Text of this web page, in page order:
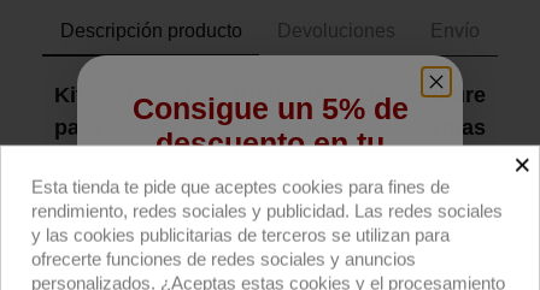
Descripción producto Devoluciones Envío
Kit conectores INFINIBAR de Aputure
para formar distintas formas
INFINIBAR PB3, PB6 y PB12.Incluye 1
conector plano 3 vías, 1 plano 4 vías, 1
plano 6 vías, 3 conectores 120º planos para
×
Esta tienda te pide que aceptes cookies para fines de
rendimiento, redes sociales y publicidad. Las redes sociales
y las cookies publicitarias de terceros se utilizan para
ofrecerte funciones de redes sociales y anuncios
personalizados. ¿Aceptas estas cookies y el procesamiento
Consigue un 5% de
descuento en tu
primera compra
Regístrate para recibir el descuento.
Email